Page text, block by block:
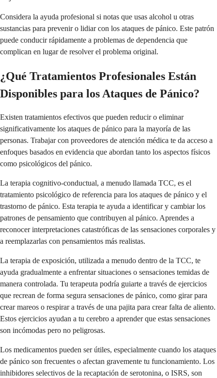
Considera la ayuda profesional si notas que usas alcohol u otras
sustancias para prevenir o lidiar con los ataques de pánico. Este patrón
puede conducir rápidamente a problemas de dependencia que
complican en lugar de resolver el problema original.
¿Qué Tratamientos Profesionales Están
Disponibles para los Ataques de Pánico?
Existen tratamientos efectivos que pueden reducir o eliminar
significativamente los ataques de pánico para la mayoría de las
personas. Trabajar con proveedores de atención médica te da acceso a
enfoques basados en evidencia que abordan tanto los aspectos físicos
como psicológicos del pánico.
La terapia cognitivo-conductual, a menudo llamada TCC, es el
tratamiento psicológico de referencia para los ataques de pánico y el
trastorno de pánico. Esta terapia te ayuda a identificar y cambiar los
patrones de pensamiento que contribuyen al pánico. Aprendes a
reconocer interpretaciones catastróficas de las sensaciones corporales y
a reemplazarlas con pensamientos más realistas.
La terapia de exposición, utilizada a menudo dentro de la TCC, te
ayuda gradualmente a enfrentar situaciones o sensaciones temidas de
manera controlada. Tu terapeuta podría guiarte a través de ejercicios
que recrean de forma segura sensaciones de pánico, como girar para
crear mareos o respirar a través de una pajita para crear falta de aliento.
Estos ejercicios ayudan a tu cerebro a aprender que estas sensaciones
son incómodas pero no peligrosas.
Los medicamentos pueden ser útiles, especialmente cuando los ataques
de pánico son frecuentes o afectan gravemente tu funcionamiento. Los
inhibidores selectivos de la recaptación de serotonina, o ISRS, son